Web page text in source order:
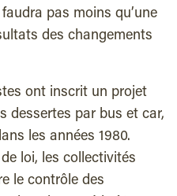
pas moins qu’une
des changements
ont inscrit un projet
dessertes par bus et car,
les années 1980.
loi, les collectivités
le contrôle des